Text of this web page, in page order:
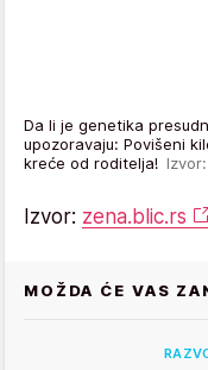
Da li je genetika
upozoravaju: Povišeni
kreće od roditelja!
Izvor: zena.blic.rs
MOŽDA ĆE VAS